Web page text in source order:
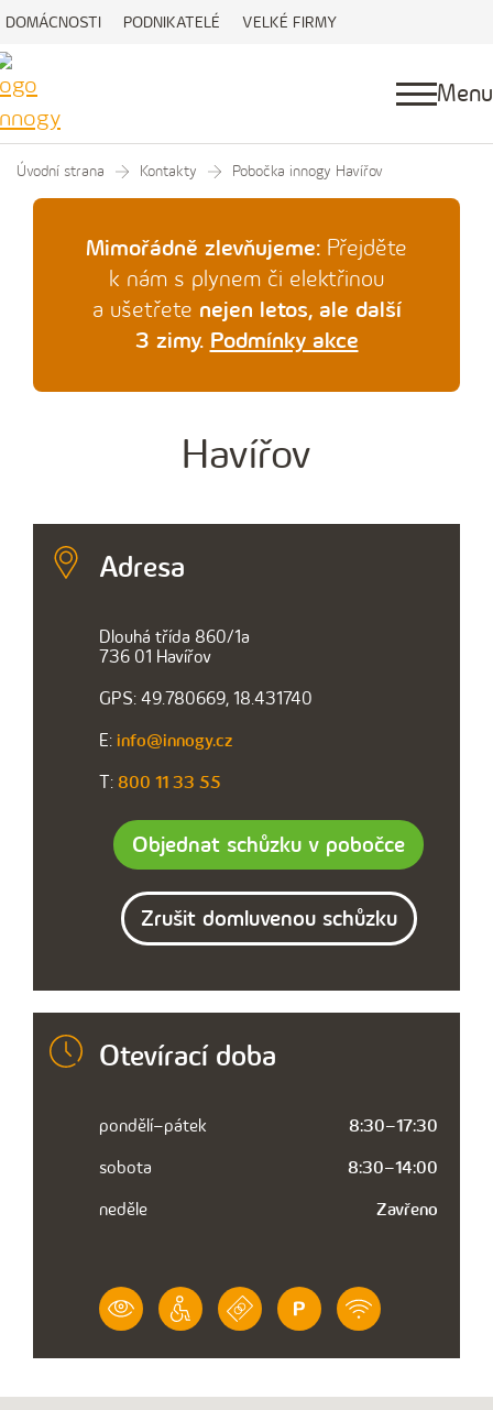
DOMÁCNOSTI PODNIKATELÉ VELKÉ FIRMY
Menu
Úvodní strana Kontakty Pobočka innogy Havířov
Mimořádně zlevňujeme: Přejděte
k nám s plynem či elektřinou
a ušetřete nejen letos, ale další
3 zimy. Podmínky akce
Havířov
Adresa
Dlouhá třída 860/1a
736 01 Havířov
GPS: 49.780669, 18.431740
E: info@innogy.cz
T: 800 11 33 55
Objednat schůzku v pobočce
Zrušit domluvenou schůzku
Otevírací doba
pondělí–pátek
8:30–17:30
sobota
8:30–14:00
neděle
Zavřeno
VÝZNAM
IKONY
BEZBARIÉROVÝ
PŘÍSTUP
PLATBA
PLATEBNÍ
KARTOU
PARKOVÁNÍ
2
HODINY
WIFI
ZDARMA